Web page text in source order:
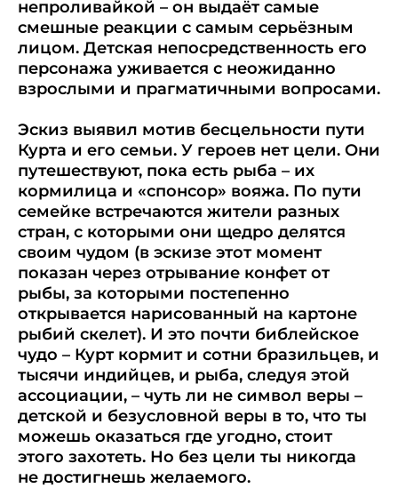
непроливайкой – он выдаёт самые
смешные реакции с самым серьёзным
лицом. Детская непосредственность его
персонажа уживается с неожиданно
взрослыми и прагматичными вопросами.
Эскиз выявил мотив бесцельности пути
Курта и его семьи. У героев нет цели. Они
путешествуют, пока есть рыба – их
кормилица и «спонсор» вояжа. По пути
семейке встречаются жители разных
стран, с которыми они щедро делятся
своим чудом (в эскизе этот момент
показан через отрывание конфет от
рыбы, за которыми постепенно
открывается нарисованный на картоне
рыбий скелет). И это почти библейское
чудо – Курт кормит и сотни бразильцев, и
тысячи индийцев, и рыба, следуя этой
ассоциации, – чуть ли не символ веры –
детской и безусловной веры в то, что ты
можешь оказаться где угодно, стоит
этого захотеть. Но без цели ты никогда
не достигнешь желаемого.